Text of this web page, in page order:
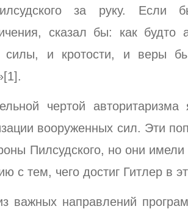
за руку.
сказал бы: как будто
силы, и кротости, и веры
чертой авторитаризма
вооруженных сил. Эти
Пилсудского, но они
с тем, чего достиг Гитлер в
важных направлений